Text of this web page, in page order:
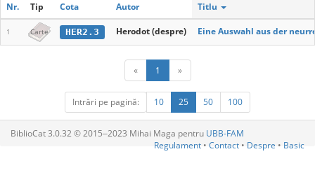
Nr. Tip Cota Autor Titlu
1 Carte HER2.3 Herodot (despre) Eine Auswahl aus der
« 1 »
Intrări pe pagină: 10 25 50 100
BiblioCat 3.0.32 © 2015‒2023 Mihai Maga pentru UBB-FAM
Regulament • Contact • Despre • Basic